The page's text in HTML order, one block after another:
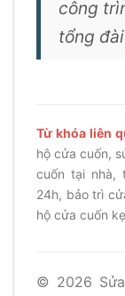
công
tổng
Từ khóa liên
hộ cửa cuốn,
cuốn tại nhà,
24h, bảo trì
hộ cửa cuốn
© 2026